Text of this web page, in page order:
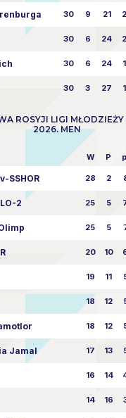
30 9 21
30 6 24
30 6 24
30 3 27
ROSYJI LIGI MŁODZIEŻY
2026. MEN
W P
SSHOR 28 2
2 25 5
25 5
20 10
19 11
18 12
18 12
Jamal 17 13
16 14
14 16